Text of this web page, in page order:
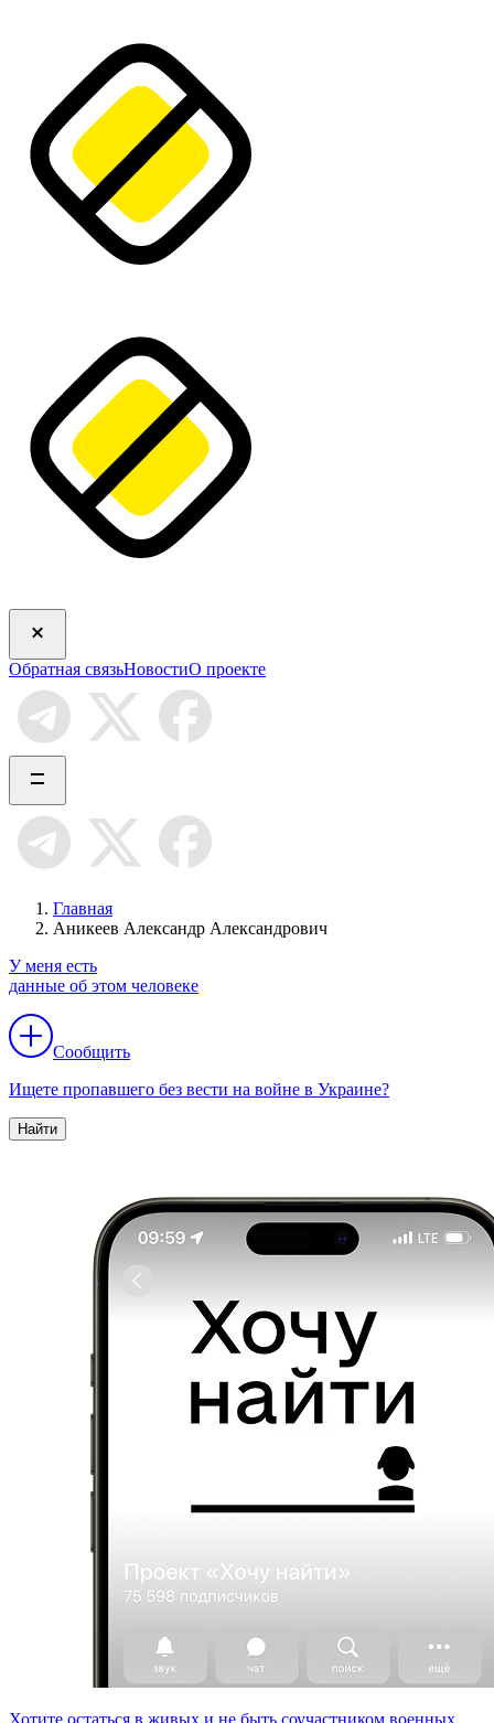
Обратная связьНовостиО проекте
Главная
Аникеев Александр Александрович
У меня есть
данные об этом человеке
Сообщить
Ищете пропавшего без вести на войне в Украине?
Найти
Хотите остаться в живых и не быть соучастником военных